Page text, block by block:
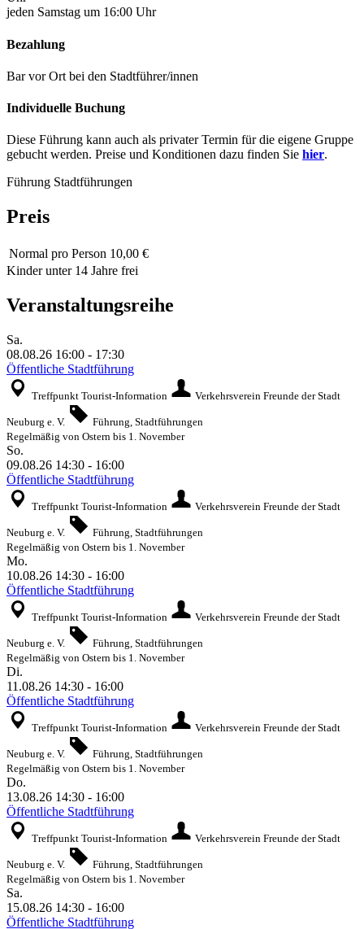
jeden Samstag um 16:00 Uhr
Bezahlung
Bar vor Ort bei den Stadtführer/innen
Individuelle Buchung
Diese Führung kann auch als privater Termin für die eigene Gruppe
gebucht werden. Preise und Konditionen dazu finden Sie hier.
Führung Stadtführungen
Preis
Normal pro Person 10,00 €
Kinder unter 14 Jahre frei
Veranstaltungsreihe
Sa.
08.08.26 16:00 - 17:30
Öffentliche Stadtführung
Treffpunkt Tourist-Information Verkehrsverein Freunde der Stadt
Neuburg e. V.
Führung, Stadtführungen
Regelmäßig von Ostern bis 1. November
So.
09.08.26 14:30 - 16:00
Öffentliche Stadtführung
Treffpunkt Tourist-Information Verkehrsverein Freunde der Stadt
Neuburg e. V.
Führung, Stadtführungen
Regelmäßig von Ostern bis 1. November
Mo.
10.08.26 14:30 - 16:00
Öffentliche Stadtführung
Treffpunkt Tourist-Information Verkehrsverein Freunde der Stadt
Neuburg e. V.
Führung, Stadtführungen
Regelmäßig von Ostern bis 1. November
Di.
11.08.26 14:30 - 16:00
Öffentliche Stadtführung
Treffpunkt Tourist-Information Verkehrsverein Freunde der Stadt
Neuburg e. V.
Führung, Stadtführungen
Regelmäßig von Ostern bis 1. November
Do.
13.08.26 14:30 - 16:00
Öffentliche Stadtführung
Treffpunkt Tourist-Information Verkehrsverein Freunde der Stadt
Neuburg e. V.
Führung, Stadtführungen
Regelmäßig von Ostern bis 1. November
Sa.
15.08.26 14:30 - 16:00
Öffentliche Stadtführung